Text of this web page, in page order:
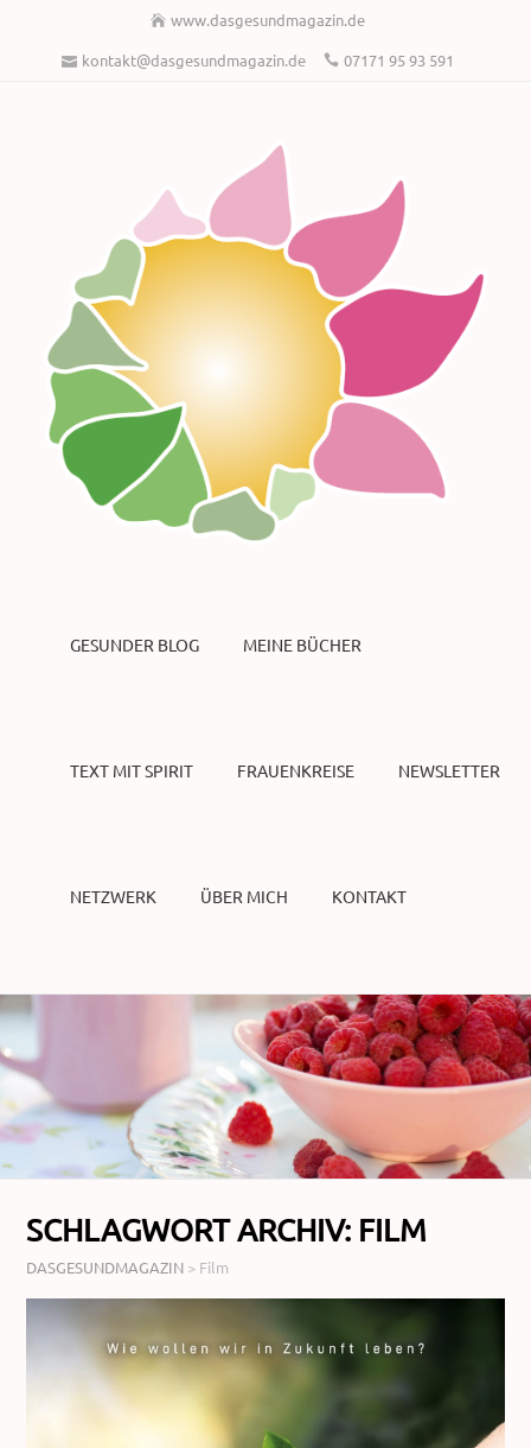
www.dasgesundmagazin.de
kontakt@dasgesundmagazin.de
07171 95 93 591
GESUNDER BLOG MEINE BÜCHER
TEXT MIT SPIRIT FRAUENKREISE NEWSLETTER
NETZWERK ÜBER MICH KONTAKT
SCHLAGWORT ARCHIV: FILM
DASGESUNDMAGAZIN > Film